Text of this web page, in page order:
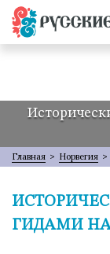
Главная > Норвегия >
ГИДАМИ